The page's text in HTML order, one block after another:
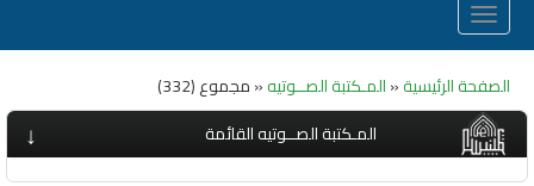
Toggle
navigation
الصفحة الرئيسية«المـكتبة الصــوتيه« مجموع (332)
↓ المـكتبة الصــوتيه القائمة